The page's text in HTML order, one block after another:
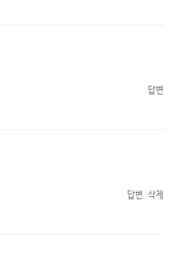
답변
답변 삭제